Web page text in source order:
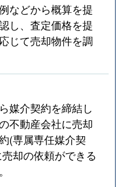
などから概算を提
し、査定価格を提
じて売却物件を調
媒介契約を締結し
不動産会社に売却
(専属専任媒介契
却の依頼ができる